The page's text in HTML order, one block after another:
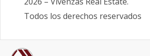
Todos los derechos reservados